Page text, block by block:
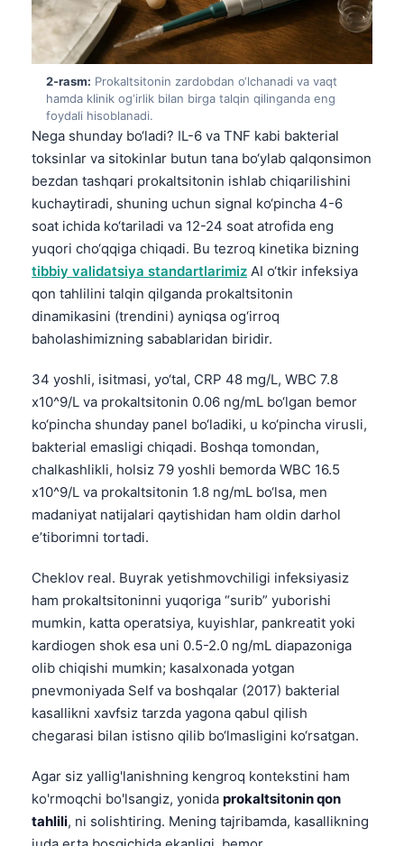
2-rasm: Prokaltsitonin zardobdan o‘lchanadi va vaqt
hamda klinik og‘irlik bilan birga talqin qilinganda eng
foydali hisoblanadi.
Nega shunday bo‘ladi? IL-6 va TNF kabi bakterial
toksinlar va sitokinlar butun tana bo‘ylab qalqonsimon
bezdan tashqari prokaltsitonin ishlab chiqarilishini
kuchaytiradi, shuning uchun signal ko‘pincha 4-6
soat ichida ko‘tariladi va 12-24 soat atrofida eng
yuqori cho‘qqiga chiqadi. Bu tezroq kinetika bizning
tibbiy validatsiya standartlarimiz AI o‘tkir infeksiya
qon tahlilini talqin qilganda prokaltsitonin
dinamikasini (trendini) ayniqsa og‘irroq
baholashimizning sabablaridan biridir.
34 yoshli, isitmasi, yo‘tal, CRP 48 mg/L, WBC 7.8
x10^9/L va prokaltsitonin 0.06 ng/mL bo‘lgan bemor
ko‘pincha shunday panel bo‘ladiki, u ko‘pincha virusli,
bakterial emasligi chiqadi. Boshqa tomondan,
chalkashlikli, holsiz 79 yoshli bemorda WBC 16.5
x10^9/L va prokaltsitonin 1.8 ng/mL bo‘lsa, men
madaniyat natijalari qaytishidan ham oldin darhol
e’tiborimni tortadi.
Cheklov real. Buyrak yetishmovchiligi infeksiyasiz
ham prokaltsitoninni yuqoriga “surib” yuborishi
mumkin, katta operatsiya, kuyishlar, pankreatit yoki
kardiogen shok esa uni 0.5-2.0 ng/mL diapazoniga
olib chiqishi mumkin; kasalxonada yotgan
pnevmoniyada Self va boshqalar (2017) bakterial
kasallikni xavfsiz tarzda yagona qabul qilish
chegarasi bilan istisno qilib bo‘lmasligini ko‘rsatgan.
Agar siz yallig'lanishning kengroq kontekstini ham
ko'rmoqchi bo'lsangiz, yonida prokaltsitonin qon
tahlili, ni solishtiring. Mening tajribamda, kasallikning